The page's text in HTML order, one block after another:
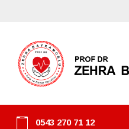
0543 270 71 12